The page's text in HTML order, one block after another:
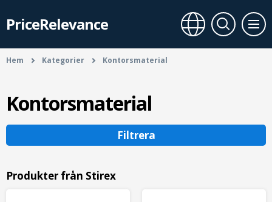
PriceRelevance
Hem Kategorier Kontorsmaterial
Kontorsmaterial
Filtrera
Produkter från Stirex